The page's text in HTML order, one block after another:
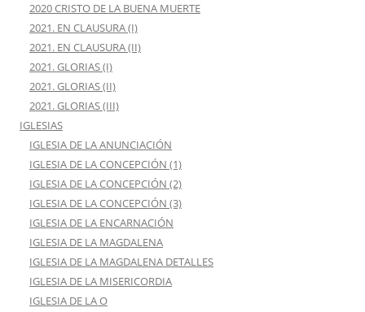
2020 CRISTO DE LA BUENA MUERTE
2021. EN CLAUSURA (I)
2021. EN CLAUSURA (II)
2021. GLORIAS (I)
2021. GLORIAS (II)
2021. GLORIAS (III)
IGLESIAS
IGLESIA DE LA ANUNCIACIÓN
IGLESIA DE LA CONCEPCIÓN (1)
IGLESIA DE LA CONCEPCIÓN (2)
IGLESIA DE LA CONCEPCIÓN (3)
IGLESIA DE LA ENCARNACIÓN
IGLESIA DE LA MAGDALENA
IGLESIA DE LA MAGDALENA DETALLES
IGLESIA DE LA MISERICORDIA
IGLESIA DE LA O